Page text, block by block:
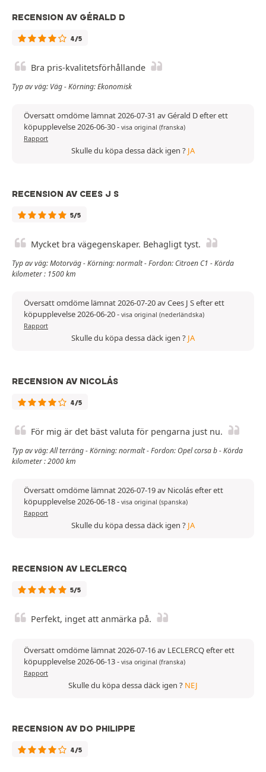
RECENSION AV GÉRALD D
4/5
Bra pris-kvalitetsförhållande
Typ av väg: Väg - Körning: Ekonomisk
Översatt omdöme lämnat 2026-07-31 av Gérald D efter ett
köpupplevelse 2026-06-30- visa original (franska)
Rapport
Skulle du köpa dessa däck igen ? JA
RECENSION AV CEES J S
5/5
Mycket bra vägegenskaper. Behagligt tyst.
Typ av väg: Motorväg - Körning: normalt - Fordon: Citroen C1 - Körda
kilometer : 1500 km
Översatt omdöme lämnat 2026-07-20 av Cees J S efter ett
köpupplevelse 2026-06-20- visa original (nederländska)
Rapport
Skulle du köpa dessa däck igen ? JA
RECENSION AV NICOLÁS
4/5
För mig är det bäst valuta för pengarna just nu.
Typ av väg: All terräng - Körning: normalt - Fordon: Opel corsa b - Körda
kilometer : 2000 km
Översatt omdöme lämnat 2026-07-19 av Nicolás efter ett
köpupplevelse 2026-06-18- visa original (spanska)
Rapport
Skulle du köpa dessa däck igen ? JA
RECENSION AV LECLERCQ
5/5
Perfekt, inget att anmärka på.
Översatt omdöme lämnat 2026-07-16 av LECLERCQ efter ett
köpupplevelse 2026-06-13- visa original (franska)
Rapport
Skulle du köpa dessa däck igen ? NEJ
RECENSION AV DO PHILIPPE
4/5